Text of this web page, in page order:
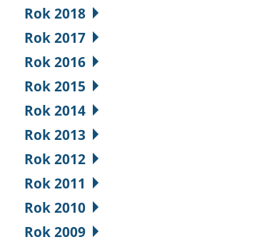
Rok 2018
Rok 2017
Rok 2016
Rok 2015
Rok 2014
Rok 2013
Rok 2012
Rok 2011
Rok 2010
Rok 2009